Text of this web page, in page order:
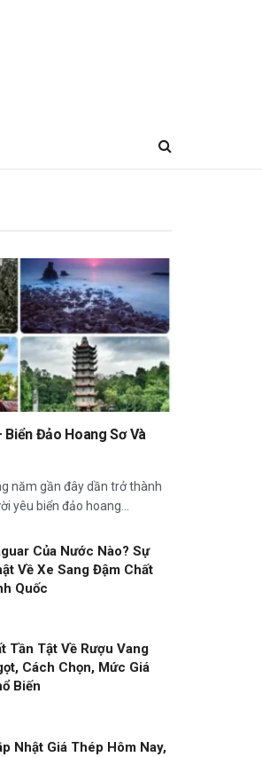
Đảo Hoang Sơ Và
năm gần đây dần trở thành
yêu biển đảo hoang...
Của Nước Nào? Sự
Về Xe Sang Đậm Chất
Quốc
Tần Tật Về Rượu Vang
Cách Chọn, Mức Giá
Biến
Nhật Giá Thép Hôm Nay,